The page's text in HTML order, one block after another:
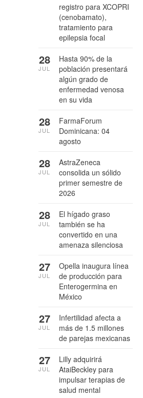
registro para XCOPRI
(cenobamato),
tratamiento para
epilepsia focal
Hasta 90% de la
población presentará
algún grado de
enfermedad venosa
en su vida
28
JUL
FarmaForum
Dominicana: 04
agosto
28
JUL
AstraZeneca
consolida un sólido
primer semestre de
2026
28
JUL
El hígado graso
también se ha
convertido en una
amenaza silenciosa
28
JUL
Opella inaugura línea
de producción para
Enterogermina en
México
27
JUL
Infertilidad afecta a
más de 1.5 millones
de parejas mexicanas
27
JUL
Lilly adquirirá
AtaiBeckley para
impulsar terapias de
salud mental
27
JUL